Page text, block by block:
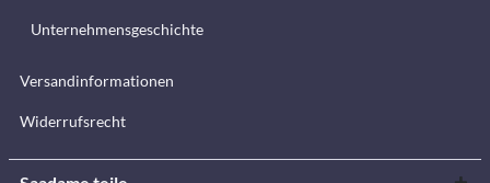
Unternehmensgeschichte
Versandinformationen
Widerrufsrecht